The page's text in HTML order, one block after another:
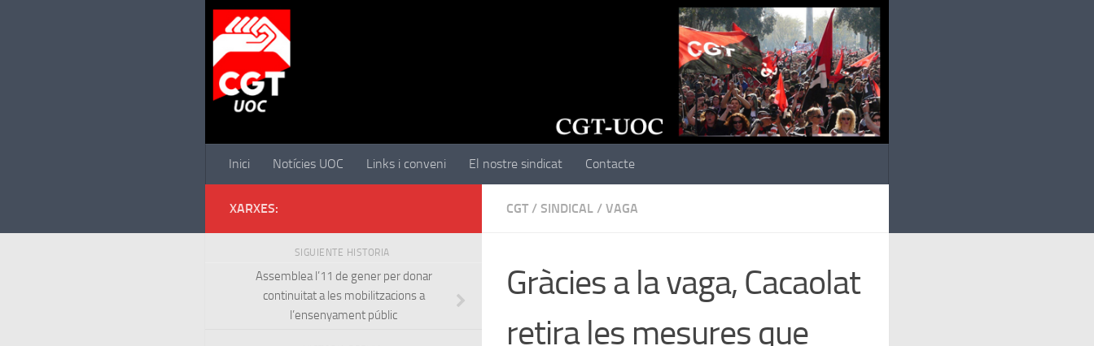
Inici Notícies UOC Links i conveni El nostre sindicat Contacte
CGT / SINDICAL / VAGA
Gràcies a la vaga, Cacaolat
retira les mesures que
XARXES:
SIGUIENTE HISTORIA
Assemblea l’11 de gener per donar
continuitat a les mobilitzacions a
l’ensenyament públic